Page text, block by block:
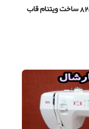
چرخ خياطی خارجی مارشال مدل 825S ساخت ویتنام قاب